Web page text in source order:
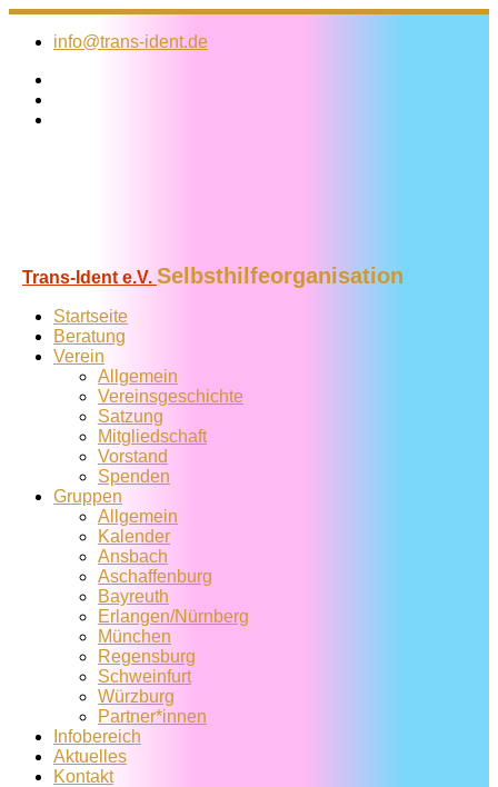
Zum
Inhalt
info@trans-ident.de
Trans-Ident e.V. Selbsthilfeorganisation
Startseite
Beratung
Verein
Allgemein
Vereins­geschichte
Satzung
Mitglied­schaft
Vorstand
Spenden
Gruppen
Allgemein
Kalender
Ansbach
Aschaffenburg
Bayreuth
Erlangen/Nürnberg
München
Regensburg
Schweinfurt
Würzburg
Partner*innen
Infobereich
Aktuelles
Kontakt